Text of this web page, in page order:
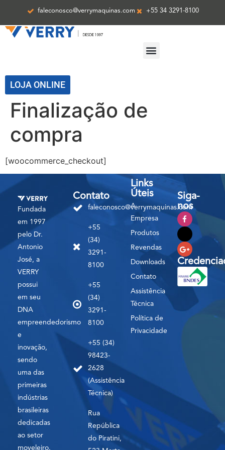
faleconosco@verrymaquinas.com +55 34 3291-8100
LOJA ONLINE
Finalização de
compra
[woocommerce_checkout]
Fundada
em 1997
pelo Dr.
Antonio
José, a
VERRY
possui
em seu
DNA
empreendedorismo
e
inovação,
sendo
uma das
primeiras
indústrias
brasileiras
dedicadas
ao setor
moveleiro.
Contato
faleconosco@verrymaquinas.com
+55
(34)
3291-
8100
+55
(34)
3291-
8100
+55 (34)
98423-
2628
(Assistência
Técnica)
Rua
República
do Piratini,
Links
Úteis
A
Empresa
Produtos
Revendas
Downloads
Contato
Assistência
Técnica
Política de
Privacidade
Siga-
nos